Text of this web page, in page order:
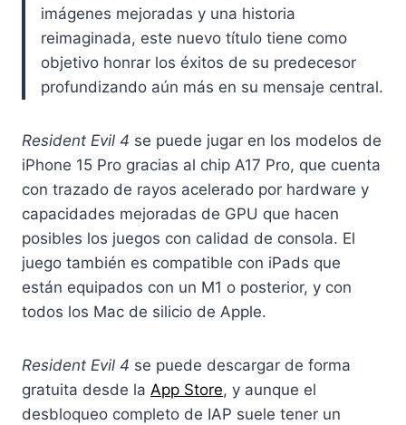
imágenes mejoradas y una historia
reimaginada, este nuevo título tiene como
objetivo honrar los éxitos de su predecesor
profundizando aún más en su mensaje central.
Resident Evil 4 se puede jugar en los modelos de
iPhone 15 Pro gracias al chip A17 Pro, que cuenta
con trazado de rayos acelerado por hardware y
capacidades mejoradas de GPU que hacen
posibles los juegos con calidad de consola. El
juego también es compatible con iPads que
están equipados con un M1 o posterior, y con
todos los Mac de silicio de Apple.
Resident Evil 4 se puede descargar de forma
gratuita desde la App Store, y aunque el
desbloqueo completo de IAP suele tener un